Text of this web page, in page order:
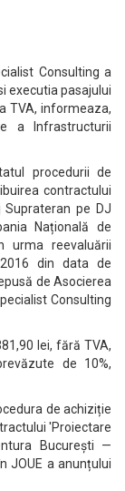
Consulting a
executia pasajului
TVA, informeaza,
a Infrastructurii
procedurii de
contractului
pe DJ
Națională de
urma reevaluării
din data de
de Asocierea
Consulting
lei, fără TVA,
de 10%,
de achiziție
'Proiectare
București —
JOUE a anunțului